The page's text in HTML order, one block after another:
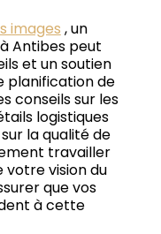
images , un
Antibes peut
et un soutien
planification de
conseils sur les
logistiques
la qualité de
travailler
vision du
que vos
à cette